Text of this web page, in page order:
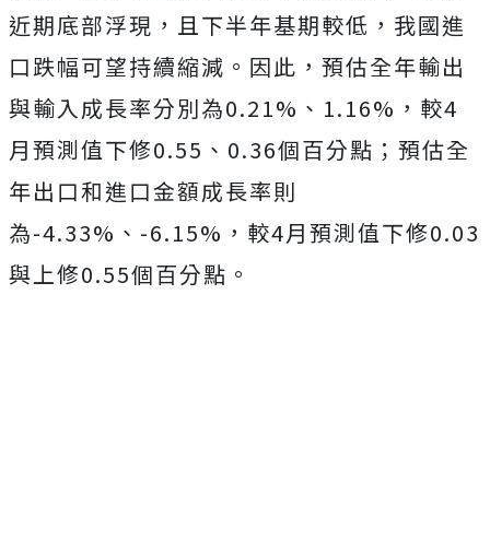
近期底部浮現，且下半年基期較低，我國進
口跌幅可望持續縮減。因此，預估全年輸出
與輸入成長率分別為0.21%、1.16%，較4
月預測值下修0.55、0.36個百分點；預估全
年出口和進口金額成長率則
為-4.33%、-6.15%，較4月預測值下修0.03
與上修0.55個百分點。